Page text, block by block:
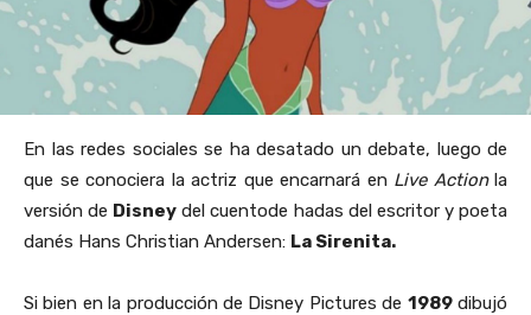
En las redes sociales se ha desatado un debate, luego de
que se conociera la actriz que encarnará en Live Actionla
versión de Disney del cuentode hadas del escritor y poeta
danés Hans Christian Andersen: La Sirenita.
Si bien en la producción de Disney Pictures de 1989dibujó